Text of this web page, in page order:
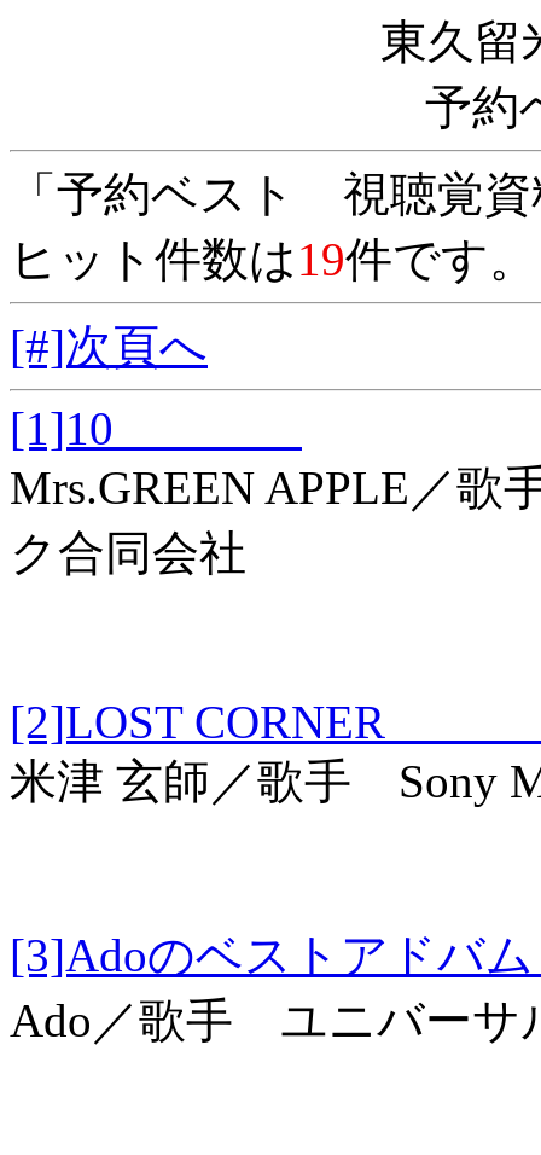
東久留
予約
「予約ベスト 視聴覚
ヒット件数は19件です
[#]次頁へ
[1]10
Mrs.GREEN APPLE／
ク合同会社
[2]LOST
米津 玄師／歌手 Sony
[3]Adoのベスト
Ado／歌手 ユニバーサ